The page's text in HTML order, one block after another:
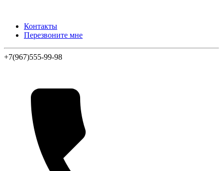
Контакты
Перезвоните мне
+7(967)555-99-98